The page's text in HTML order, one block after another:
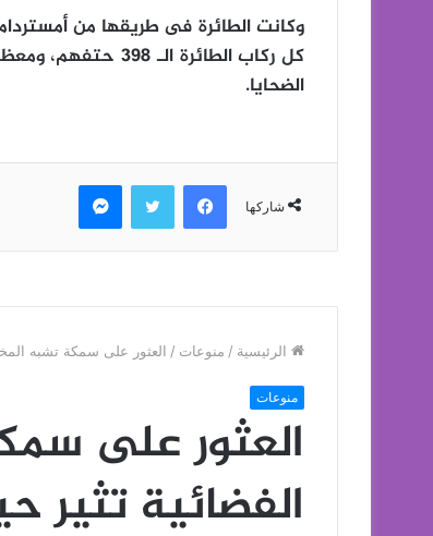
كل ركاب الطائرة
الضحايا.
شاركها
فيسبوك تويتر ماسنجر